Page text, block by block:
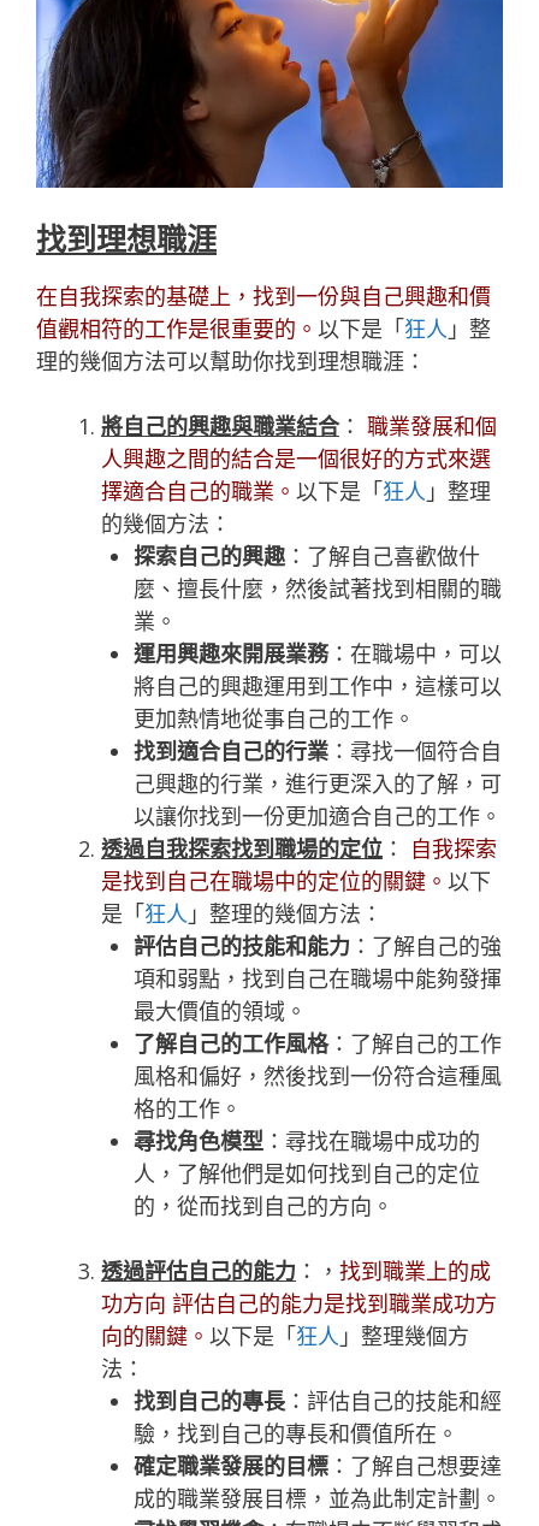
找到理想職涯
在自我探索的基礎上，找到一份與自己興趣和價
值觀相符的工作是很重要的。 以下是「狂人 」整
理的幾個方法可以幫助你找到理想職涯：
將自己的興趣與職業結合： 職業發展和個
人興趣之間的結合是一個很好的方式來選
擇適合自己的職業。 以下是「狂人 」整理
的幾個方法：
探索自己的興趣：了解自己喜歡做什
麼、擅長什麼，然後試著找到相關的職
業。
運用興趣來開展業務：在職場中，可以
將自己的興趣運用到工作中，這樣可以
更加熱情地從事自己的工作。
找到適合自己的行業 ：尋找一個符合自
己興趣的行業，進行更深入的了解，可
以讓你找到一份更加適合自己的工作。
透過自我探索找到職場的定位 ：
自我探索
是找到自己在職場中的定位的關鍵。 以下
是「狂人 」整理的幾個方法：
評估自己的技能和能力 ：了解自己的強
項和弱點，找到自己在職場中能夠發揮
最大價值的領域。
了解自己的工作風格：了解自己的工作
風格和偏好，然後找到一份符合這種風
格的工作。
尋找角色模型 ：尋找在職場中成功的
人，了解他們是如何找到自己的定位
的，從而找到自己的方向。
透過評估自己的能力 ：， 找到職業上的成
功方向 評估自己的能力是找到職業成功方
向的關鍵。 以下是「狂人 」整理幾個方
法：
找到自己的專長：評估自己的技能和經
驗，找到自己的專長和價值所在。
確定職業發展的目標 ：了解自己想要達
成的職業發展目標，並為此制定計劃。